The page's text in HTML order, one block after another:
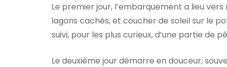
Le premier jour, l’embarquement a lieu
lagons cachés, et coucher de soleil sur le
suivi, pour les plus curieux, d’une partie de
Le deuxième jour démarre en douceur,